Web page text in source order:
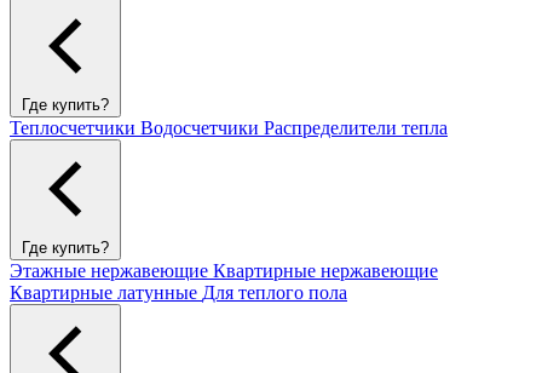
Где купить?
Теплосчетчики Водосчетчики Распределители тепла
Где купить?
Этажные нержавеющие Квартирные нержавеющие
Квартирные латунные Для теплого пола